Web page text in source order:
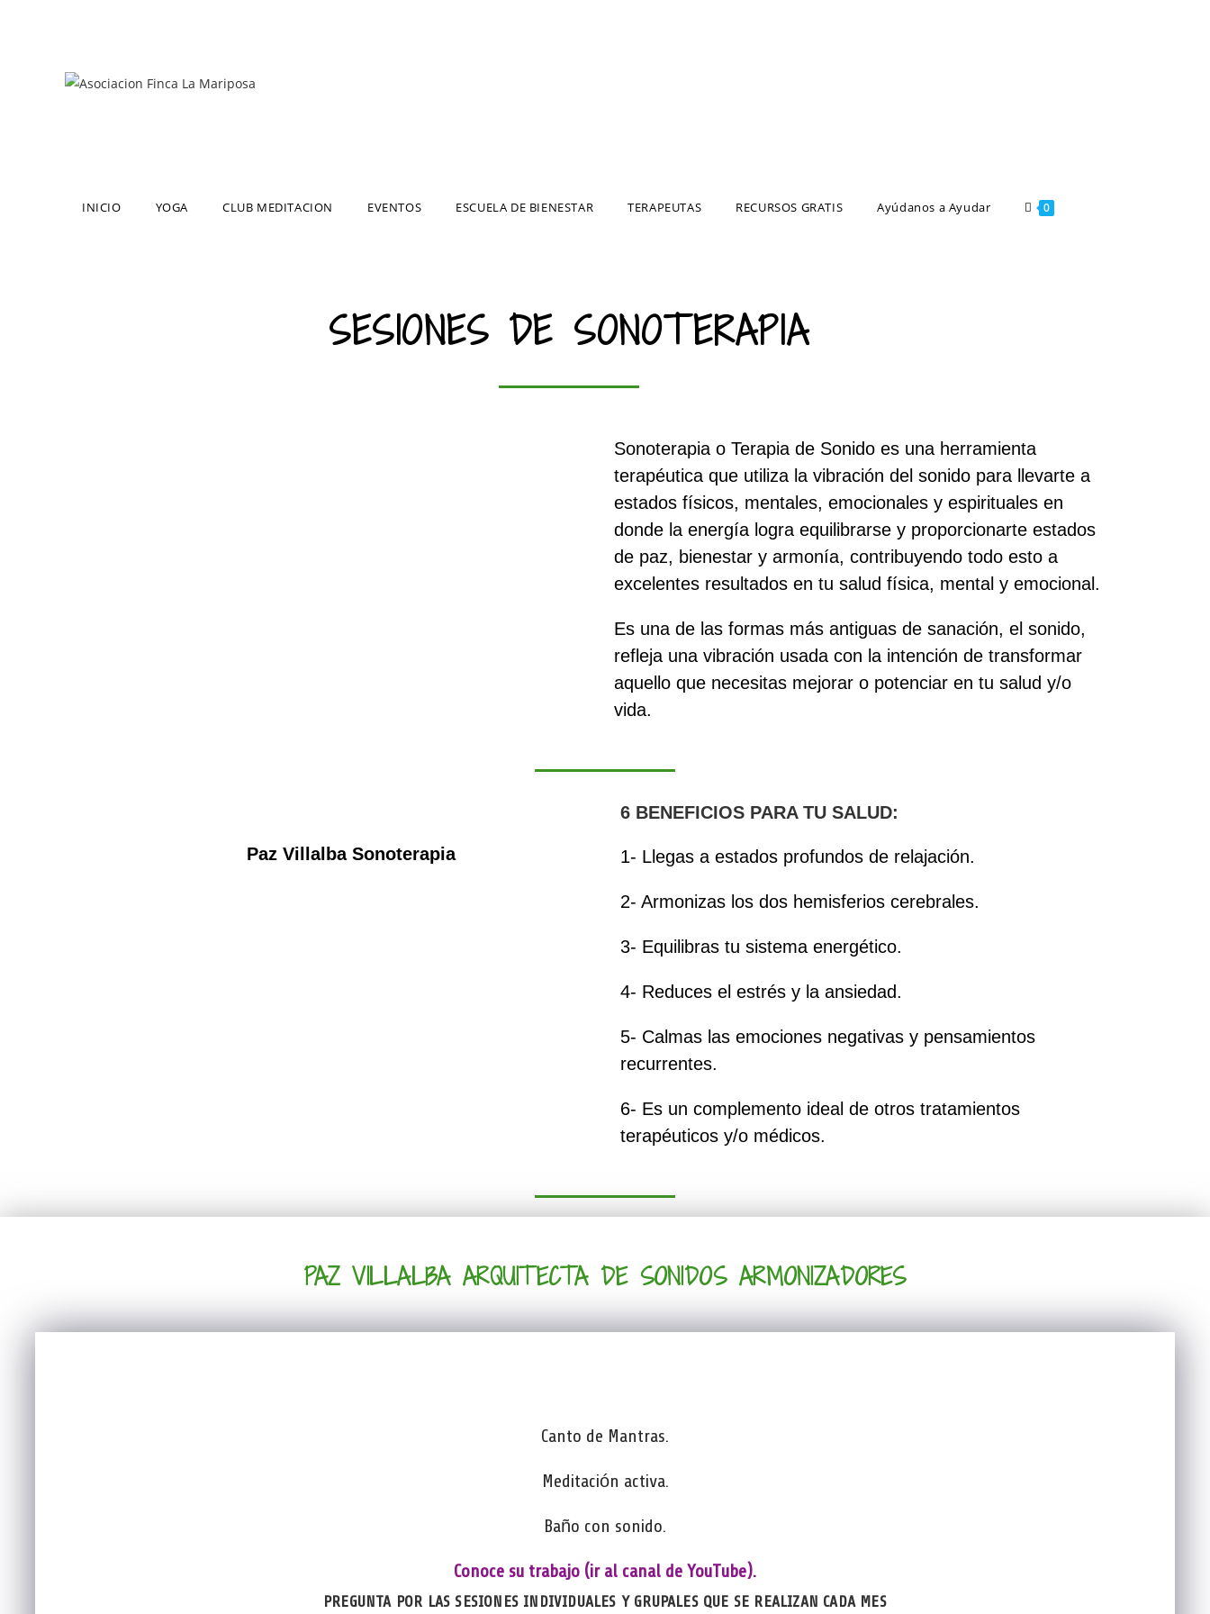
INICIO YOGA CLUB MEDITACION EVENTOS ESCUELA DE BIENESTAR TERAPEUTAS RECURSOS GRATIS Ayúdanos a Ayudar 0
SESIONES DE SONOTERAPIA
Sonoterapia o Terapia de Sonido es una herramienta
terapéutica que utiliza la vibración del sonido para llevarte a
estados físicos, mentales, emocionales y espirituales en
donde la energía logra equilibrarse y proporcionarte estados
de paz, bienestar y armonía, contribuyendo todo esto a
excelentes resultados en tu salud física, mental y emocional.
Es una de las formas más antiguas de sanación, el sonido,
refleja una vibración usada con la intención de transformar
aquello que necesitas mejorar o potenciar en tu salud y/o
vida.
Paz Villalba Sonoterapia
6 BENEFICIOS PARA TU SALUD:
1- Llegas a estados profundos de relajación.
2- Armonizas los dos hemisferios cerebrales.
3- Equilibras tu sistema energético.
4- Reduces el estrés y la ansiedad.
5- Calmas las emociones negativas y pensamientos
recurrentes.
6- Es un complemento ideal de otros tratamientos
terapéuticos y/o médicos.
PAZ VILLALBA ARQUITECTA DE SONIDOS ARMONIZADORES
Canto de Mantras.
Meditación activa.
Baño con sonido.
Conoce su trabajo (ir al canal de YouTube).
PREGUNTA POR LAS SESIONES INDIVIDUALES Y GRUPALES QUE SE REALIZAN CADA MES